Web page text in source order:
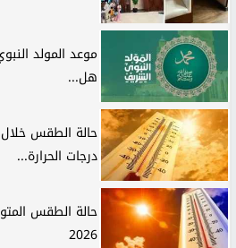
هل...
حالة الطقس
درجات الحرارة...
2026